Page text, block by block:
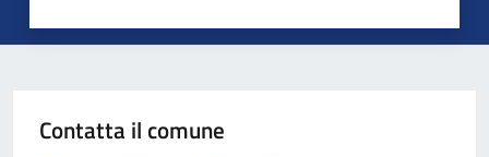
Contatta il comune